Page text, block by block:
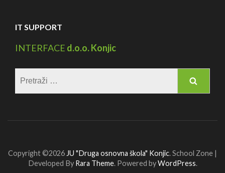
IT SUPPORT
INTERFACE d.o.o. Konjic
Copyright ©2026 JU "Druga osnovna škola" Konjic.School Zone |
Developed By Rara Theme. Powered byWordPress.